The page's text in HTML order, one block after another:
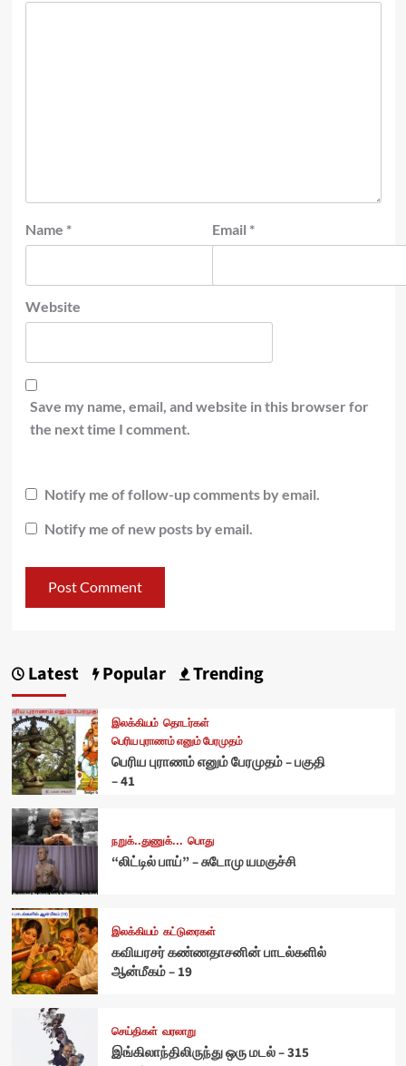
Name * Email *
Website
Save my name, email, and website in this browser for
the next time I comment.
Notify me of follow-up comments by email.
Notify me of new posts by email.
Latest Popular Trending
இலக்கியம் தொடர்கள்
பெரிய புராணம் எனும் பேரமுதம்
பெரிய புராணம் எனும் பேரமுதம் – பகுதி
– 41
நறுக்..துணுக்... பொது
“லிட்டில் பாய்” – சுடோமு யமகுச்சி
இலக்கியம் கட்டுரைகள்
கவியரசர் கண்ணதாசனின் பாடல்களில்
ஆன்மீகம் – 19
செய்திகள் வரலாறு
இங்கிலாந்திலிருந்து ஒரு மடல் – 315